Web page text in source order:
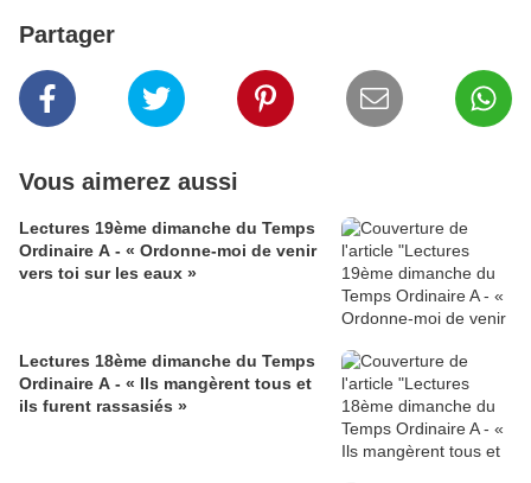
Partager
Vous aimerez aussi
Lectures 19ème dimanche du Temps
Ordinaire A - « Ordonne-moi de venir
vers toi sur les eaux »
Lectures 18ème dimanche du Temps
Ordinaire A - « Ils mangèrent tous et
ils furent rassasiés »